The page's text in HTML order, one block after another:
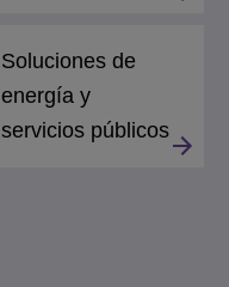
Soluciones de
energía y
servicios públicos